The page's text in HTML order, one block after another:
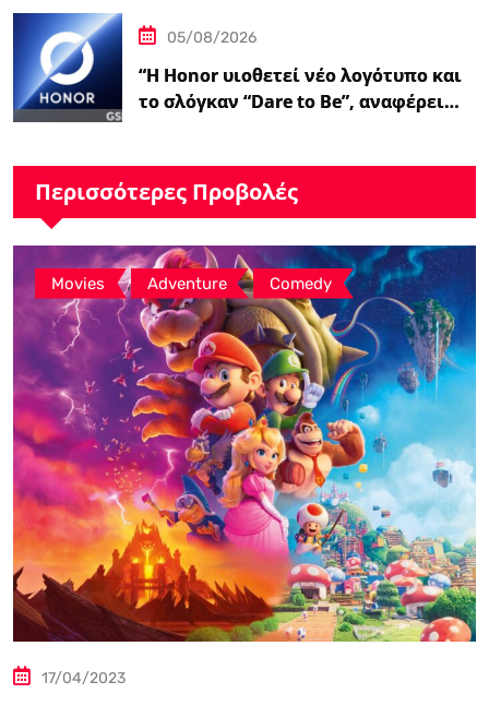
05/08/2026
“Η Honor υιοθετεί νέο λογότυπο και
το σλόγκαν “Dare to Be”, αναφέρει…
Περισσότερες Προβολές
Movies , Adventure , Comedy
17/04/2023